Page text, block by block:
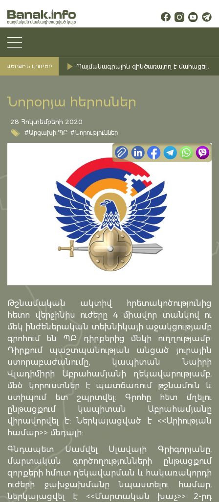
ՎԵՐՋԻՆ ԼՈՒՐԵՐ Պայմանագրային զինծառայող է մահացել․
Նորօրյա հերոսներ
28 Հոկտեմբերի 2020
#Արցախի ՊԲ #Նորություններ
Թշնամական ակտիվ հրետակոծությունից
հետո վերջինիս ուժերը 4 միավոր տանկով ու
մեկ ինժեներական տեխնիկայի աջակցությամբ
գրոհում են ՊԲ դիրքերից մեկի ուղղությամբ:
Դիրքում պաշտպանության անցած յուրային
ստորաբաժանումը, կապիտան Նաիրի
Վլադիմիրի Աբրահամյանի ղեկավարությամբ,
մեծ կորուստներ է պատճառում թշնամուն և
ստիպում ետ շպրտվել: Գրոհը հետ մղելու
ընթացքում կապիտան Աբրահամյանը
վիրավորվել է: Ներկայացված է <<Արիության
համար>> մեդալի:
Գնդապետ Սամվել Սլավայի Գրիգորյանը,
մարտական գործողությունների ընթացքում
զորքերի հմուտ ղեկավարման և հակառակորդի
ուժերի ջախջախմանը նպաստելու համար,
ներկայացվել է <<Մարտական խաչ>> 2-րդ